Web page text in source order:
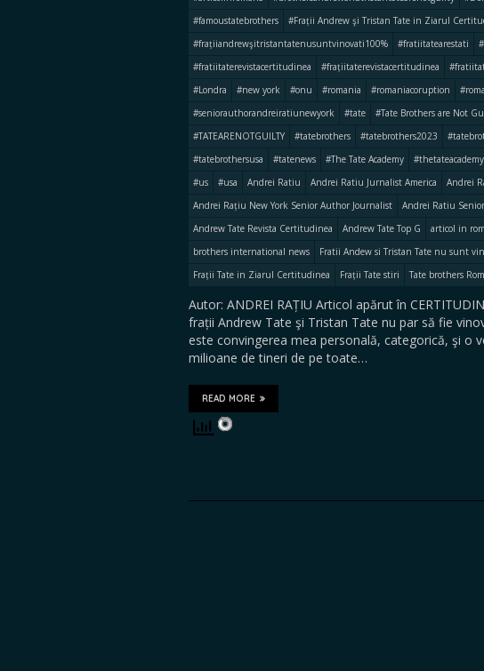
#famoustatebrothers
#Frații Andrew şi Tristan Tate in Ziarul
#frațiiandrewşitristantatenusuntvinovati100%
#fratiitatearestati
#fratiitaterevistacertitudinea
#frațiitaterevistacertitudinea
#Londra
#new york #onu #romania #romaniacoruption
#seniorauthorandreiratiunewyork
#tate #Tate Brothers are Not
#TATEARENOTGUILTY
#tatebrothers #tatebrothers2023
#tatebrothersusa
#tatenews #The Tate Academy #thetateacademy
#us
#usa Andrei Ratiu Andrei Ratiu Jurnalist America Andrei
Andrei Rațiu New York Senior Author Journalist
Andrei Ratiu
Andrew Tate Revista Certitudinea
Andrew Tate Top G articol in
brothers international news
Fratii Andew si Tristan Tate nu sunt
Frații Tate in Ziarul Certitudinea
Frații Tate stiri Tate brothers
Autor: ANDREI RAȚIU Articol apărut în
frații Andrew Tate şi Tristan Tate nu par să fie
este convingerea mea personală, categorică, şi o
milioane de tineri de pe toate…
READ MORE